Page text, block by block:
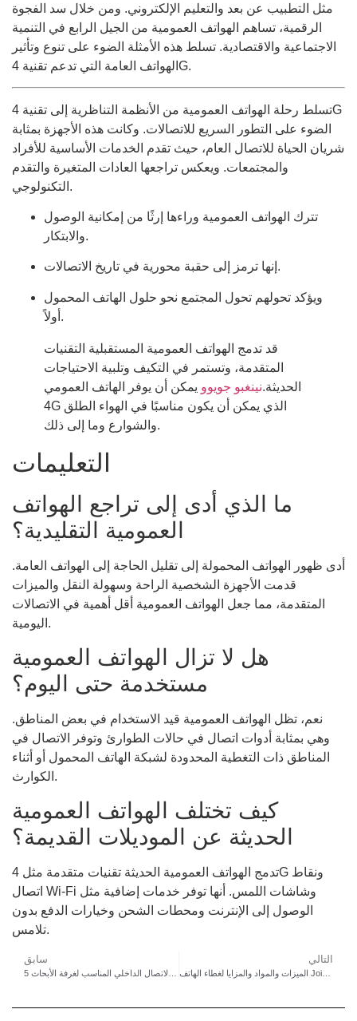
مثل التطبيب عن بعد والتعليم الإلكتروني. ومن خلال سد الفجوة
الرقمية، تساهم الهواتف العمومية من الجيل الرابع في التنمية
الاجتماعية والاقتصادية. تسلط هذه الأمثلة الضوء على تنوع وتأثير
الهواتف العامة التي تدعم تقنية 4G.
تسلط رحلة الهواتف العمومية من الأنظمة التناظرية إلى تقنية 4G
الضوء على التطور السريع للاتصالات. وكانت هذه الأجهزة بمثابة
شريان الحياة للاتصال العام، حيث تقدم الخدمات الأساسية للأفراد
والمجتمعات. ويعكس تراجعها العادات المتغيرة والتقدم
التكنولوجي.
تترك الهواتف العمومية وراءها إرثًا من إمكانية الوصول
والابتكار.
إنها ترمز إلى حقبة محورية في تاريخ الاتصالات.
ويؤكد تحولهم تحول المجتمع نحو حلول الهاتف المحمول
أولاً.
قد تدمج الهواتف العمومية المستقبلية التقنيات
المتقدمة، وتستمر في التكيف وتلبية الاحتياجات
الحديثة.نينغبو جويوو يمكن أن يوفر الهاتف العمومي
4G الذي يمكن أن يكون مناسبًا في الهواء الطلق
والشوارع وما إلى ذلك.
التعليمات
ما الذي أدى إلى تراجع الهواتف
العمومية التقليدية؟
أدى ظهور الهواتف المحمولة إلى تقليل الحاجة إلى الهواتف العامة.
قدمت الأجهزة الشخصية الراحة وسهولة النقل والميزات
المتقدمة، مما جعل الهواتف العمومية أقل أهمية في الاتصالات
اليومية.
هل لا تزال الهواتف العمومية
مستخدمة حتى اليوم؟
نعم، تظل الهواتف العمومية قيد الاستخدام في بعض المناطق.
وهي بمثابة أدوات اتصال في حالات الطوارئ وتوفر الاتصال في
المناطق ذات التغطية المحدودة لشبكة الهاتف المحمول أو أثناء
الكوارث.
كيف تختلف الهواتف العمومية
الحديثة عن الموديلات القديمة؟
تدمج الهواتف العمومية الحديثة تقنيات متقدمة مثل 4G ونقاط
اتصال Wi-Fi وشاشات اللمس. أنها توفر خدمات إضافية مثل
الوصول إلى الإنترنت ومحطات الشحن وخيارات الدفع بدون
تلامس.
سابق التالي
الميزات والمواد والمزايا لغطاء الهاتف Joiwo Vandal Proof